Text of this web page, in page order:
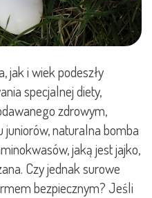
jak i wiek podeszły
specjalnej diety,
zdrowym,
juniorów, naturalna bomba
jaką jest jajko,
Czy jednak surowe
bezpiecznym? Jeśli